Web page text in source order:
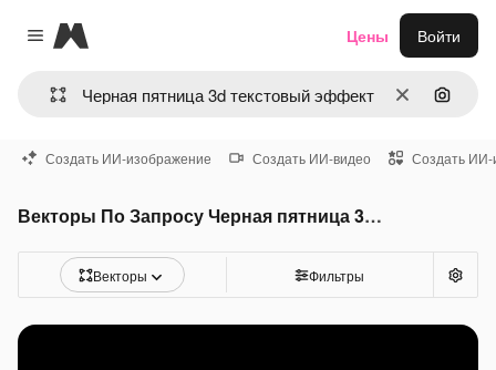
Close menu
Magnific
ОчиститьПоиск
Цены Войти
Создать ИИ-изображение Создать ИИ-видео Создать ИИ-
Векторы По Запросу Черная пятница 3d текстовый эффект
Векторы Фильтры